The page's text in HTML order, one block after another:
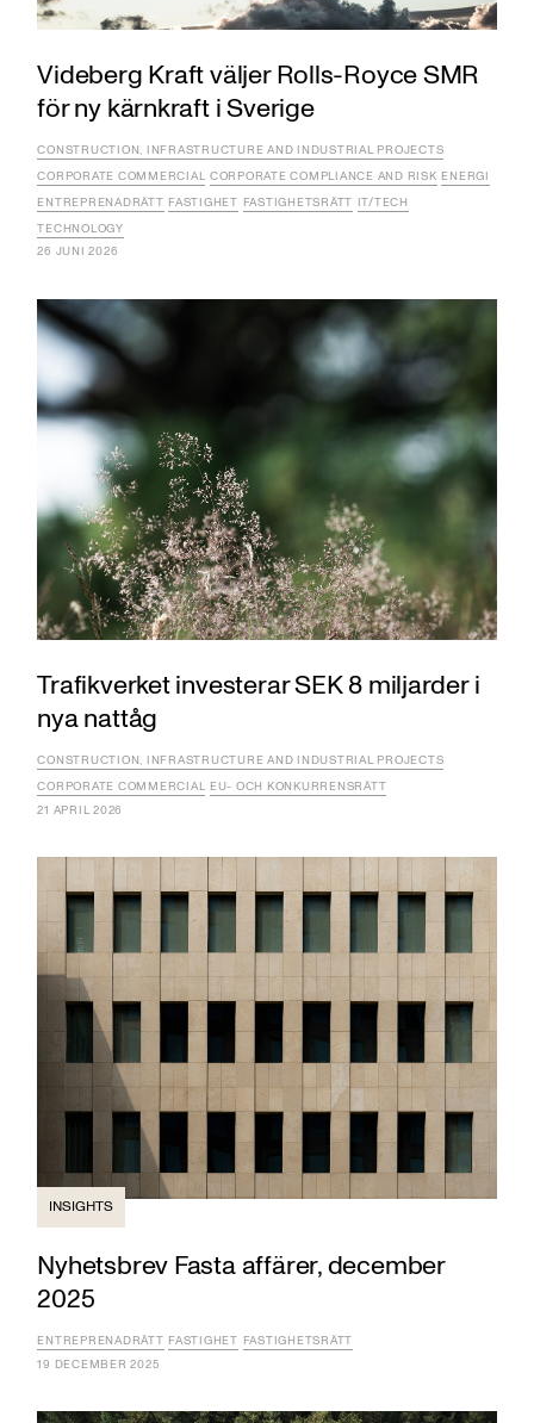
Videberg Kraft väljer Rolls-Royce SMR
för ny kärnkraft i Sverige
CONSTRUCTION, INFRASTRUCTURE AND INDUSTRIAL PROJECTS
CORPORATE COMMERCIAL CORPORATE COMPLIANCE AND RISK ENERGI
ENTREPRENADRÄTT FASTIGHET FASTIGHETSRÄTT IT/TECH
TECHNOLOGY
26 JUNI 2026
Trafikverket investerar SEK 8 miljarder i
nya nattåg
CONSTRUCTION, INFRASTRUCTURE AND INDUSTRIAL PROJECTS
CORPORATE COMMERCIAL EU- OCH KONKURRENSRÄTT
21 APRIL 2026
INSIGHTS
Nyhetsbrev Fasta affärer, december
2025
ENTREPRENADRÄTT FASTIGHET FASTIGHETSRÄTT
19 DECEMBER 2025